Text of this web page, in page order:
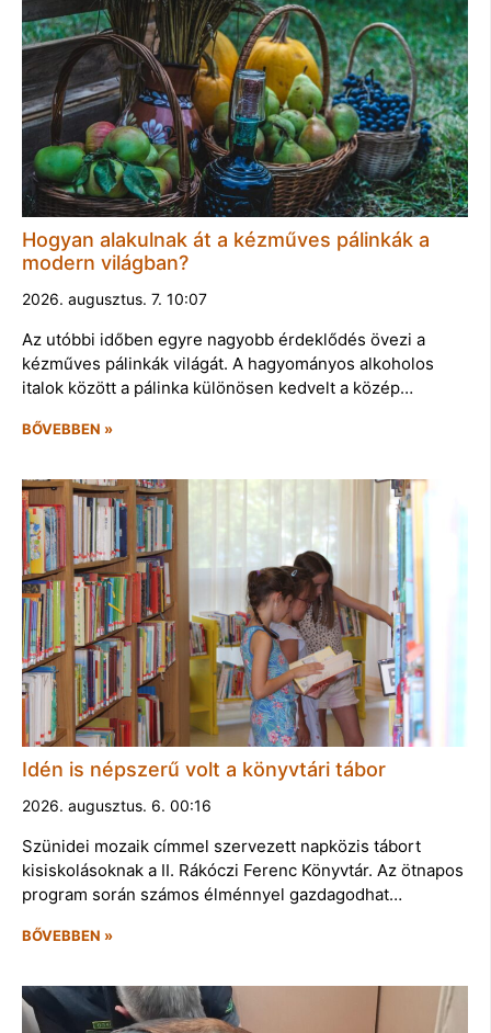
Hogyan alakulnak át a kézműves pálinkák a
modern világban?
2026. augusztus. 7. 10:07
Az utóbbi időben egyre nagyobb érdeklődés övezi a
kézműves pálinkák világát. A hagyományos alkoholos
italok között a pálinka különösen kedvelt a közép…
BŐVEBBEN »
Idén is népszerű volt a könyvtári tábor
2026. augusztus. 6. 00:16
Szünidei mozaik címmel szervezett napközis tábort
kisiskolásoknak a II. Rákóczi Ferenc Könyvtár. Az ötnapos
program során számos élménnyel gazdagodhat…
BŐVEBBEN »